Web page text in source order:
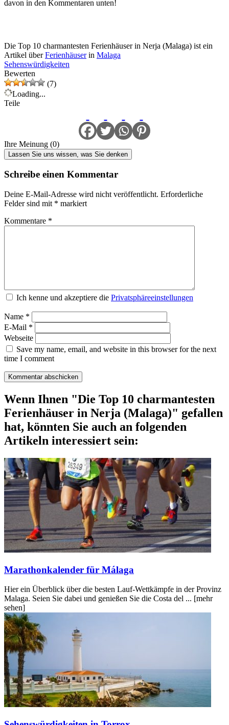
davon in den Kommentaren unten!
Die Top 10 charmantesten Ferienhäuser in Nerja (Malaga) ist ein
Artikel überFerienhäuserin Malaga
Sehenswürdigkeiten
Bewerten
(7)
Loading...
Teile
Ihre Meinung (0)
Lassen Sie uns wissen, was Sie denken
Schreibe einen Kommentar
Deine E-Mail-Adresse wird nicht veröffentlicht. Erforderliche
Felder sind mit * markiert
Kommentare *
Ich kenne und akzeptiere die Privatsphäreeinstellungen
Name *
E-Mail *
Webseite
Save my name, email, and website in this browser for the next
time I comment
Wenn Ihnen "Die Top 10 charmantesten
Ferienhäuser in Nerja (Malaga)" gefallen
hat, könnten Sie auch an folgenden
Artikeln interessiert sein:
Marathonkalender für Málaga
Hier ein Überblick über die besten Lauf-Wettkämpfe in der Provinz
Malaga. Seien Sie dabei und genießen Sie die Costa del ... [mehr
sehen]